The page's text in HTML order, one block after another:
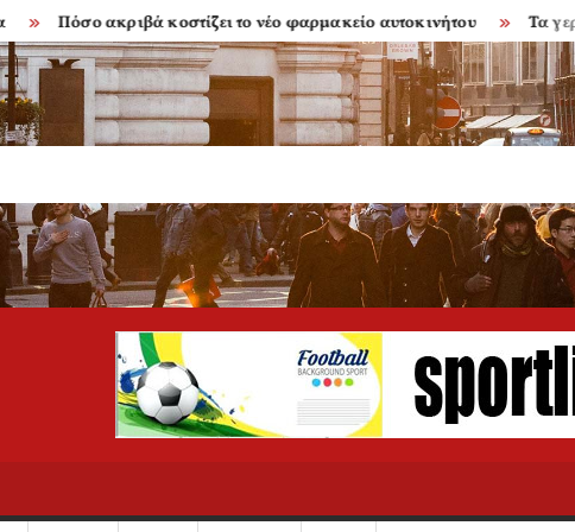
Πόσο ακριβά κοστίζει το νέο φαρμακείο αυτοκινήτου Τα